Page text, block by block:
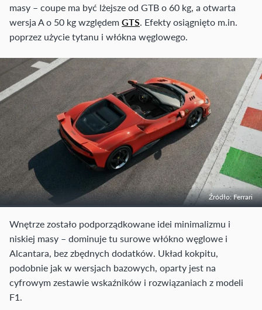
masy – coupe ma być lżejsze od GTB o 60 kg, a otwarta
wersja A o 50 kg względemGTS. Efekty osiągnięto m.in.
poprzez użycie tytanu i włókna węglowego.
Źródło: Ferrari
Wnętrze zostało podporządkowane idei minimalizmu i
niskiej masy – dominuje tu surowe włókno węglowe i
Alcantara, bez zbędnych dodatków. Układ kokpitu,
podobnie jak w wersjach bazowych, oparty jest na
cyfrowym zestawie wskaźników i rozwiązaniach z modeli
F1.